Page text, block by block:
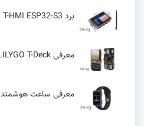
برد T-HMI ESP32-S3
معرفی LILYGO T-Deck مبتنی بر ESP32-S3
معرفی ساعت هوشمند T-Watch S3 ESP32-S3